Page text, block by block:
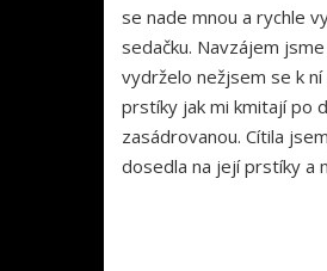
se nade mnou a rychle
sedačku. Navzájem
vydrželo nežjsem se k ní
prstíky jak mi kmitají po
zasádrovanou. Cítila
dosedla na její prstíky a